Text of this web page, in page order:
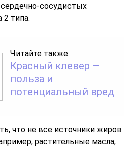
сосудистых
2 типа.
Читайте также:
Красный клевер —
польза и
потенциальный вред
что не все источники жиров
растительные масла,